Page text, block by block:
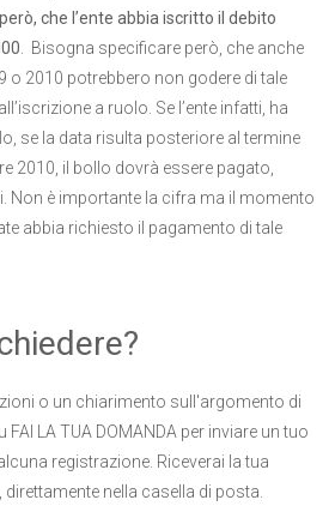
che l’ente abbia iscritto il debito
. Bisogna specificare però, che anche
o 2010 potrebbero non godere di tale
a ruolo. Se l’ente infatti, ha
se la data risulta posteriore al termine
2010, il bollo dovrà essere pagato,
Non è importante la cifra ma il momento
abbia richiesto il pagamento di tale
o un chiarimento sull'argomento di
LA TUA DOMANDA per inviare un tuo
registrazione. Riceverai la tua
nella casella di posta.